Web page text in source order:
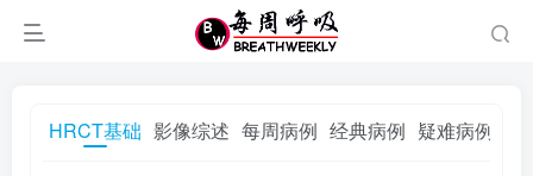
HRCT基础 影像综述 每周病例 经典病例 疑难病例